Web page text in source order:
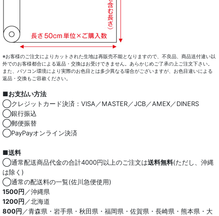
コート・ボトム・バッグ
マスク
小物類
綿100％
麻混
ストレッチ
オーガニック
和紙混生地
ポリエステル混
※お客様のご注文によりカットされた生地は再販売不能となりますので、不良品、商品送付違い以
外でのお客様都合による返品・交換はお受けできません。あらかじめご了承の上ご注文下さい。
また、パソコン環境により実際のお色目とは多少異なる場合がございますが、お色目違いによる
返品・交換もご容赦ください。
■お支払い方法
◯クレジットカード決済：VISA／MASTER／JCB／AMEX／DINERS
◯銀行振込
◯郵便振替
◯PayPayオンライン決済
■送料
◯通常配送商品代金の合計4000円以上のご注文は送料無料(ただし、沖縄
は除く)
◯通常の配送料の一覧(佐川急便使用)
1500円 ／沖縄県
1200円 ／北海道
800円 ／青森県・岩手県・秋田県・福岡県・佐賀県・長崎県・熊本県・大